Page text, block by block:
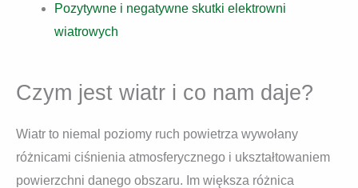
Pozytywne i negatywne skutki elektrowni
wiatrowych
Czym jest wiatr i co nam daje?
Wiatr to niemal poziomy ruch powietrza wywołany
różnicami ciśnienia atmosferycznego i ukształtowaniem
powierzchni danego obszaru. Im większa różnica